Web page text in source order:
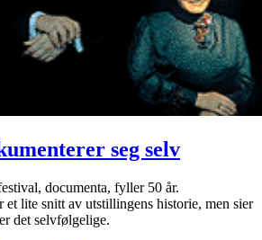
seg selv
documenta, fyller 50 år.
et lite snitt av utstillingens historie, men sier
det selvfølgelige.